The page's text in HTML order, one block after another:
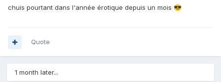
chuis pourtant dans l'année érotique depuis un mois 😎
Quote
1 month later...